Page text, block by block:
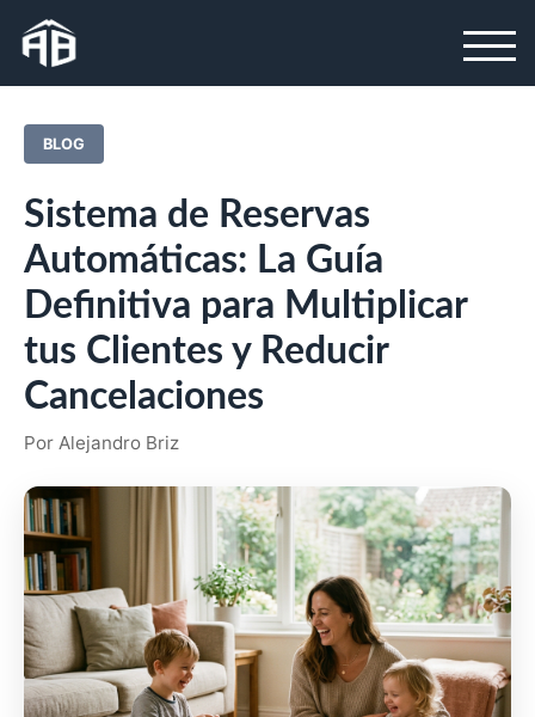
BLOG
Sistema de Reservas
Automáticas: La Guía
Definitiva para Multiplicar
tus Clientes y Reducir
Cancelaciones
Por Alejandro Briz
¡Hola! Soy Alejandro. 👋 ¿Qué necesitas?